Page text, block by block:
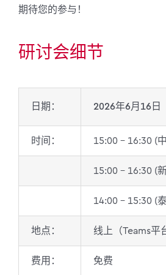
期待您的参与！
研讨会细节
日期： 2026年6月16日
时间： 15:00 – 16:30 (
15:00 – 16:30 (
14:00 – 15:30 (
地点： 线上（Teams平
费用： 免费